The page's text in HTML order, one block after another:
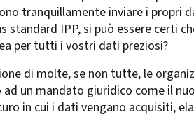
tranquillamente inviare i propri
IPP, si può essere certi
per tutti i vostri dati preziosi?
di molte, se non tutte, le
un mandato giuridico come il
in cui i dati vengano acquisiti,